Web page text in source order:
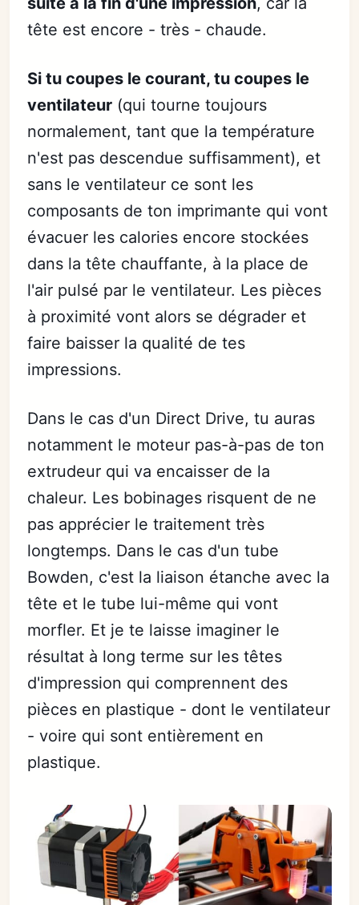
tête est encore - très - chaude.
Si tu coupes le courant, tu coupes le
ventilateur (qui tourne toujours
normalement, tant que la température
n'est pas descendue suffisamment), et
sans le ventilateur ce sont les
composants de ton imprimante qui vont
évacuer les calories encore stockées
dans la tête chauffante, à la place de
l'air pulsé par le ventilateur. Les pièces
à proximité vont alors se dégrader et
faire baisser la qualité de tes
impressions.
Dans le cas d'un Direct Drive, tu auras
notamment le moteur pas-à-pas de ton
extrudeur qui va encaisser de la
chaleur. Les bobinages risquent de ne
pas apprécier le traitement très
longtemps. Dans le cas d'un tube
Bowden, c'est la liaison étanche avec la
tête et le tube lui-même qui vont
morfler. Et je te laisse imaginer le
résultat à long terme sur les têtes
d'impression qui comprennent des
pièces en plastique - dont le ventilateur
- voire qui sont entièrement en
plastique.